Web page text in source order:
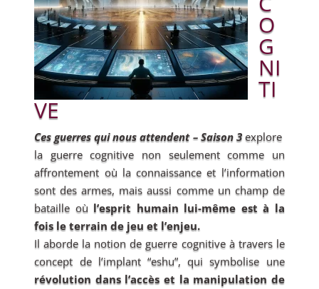
O
G
NI
TI
VE
Ces guerres qui nous attendent – Saison 3 explore
la guerre cognitive non seulement comme un
affrontement où la connaissance et l’information
sont des armes, mais aussi comme un champ de
bataille où l’esprit humain lui-même est à la
fois le terrain de jeu et l’enjeu.
Il aborde la notion de guerre cognitive à travers le
concept de l’implant “eshu”, qui symbolise une
révolution dans l’accès et la manipulation de